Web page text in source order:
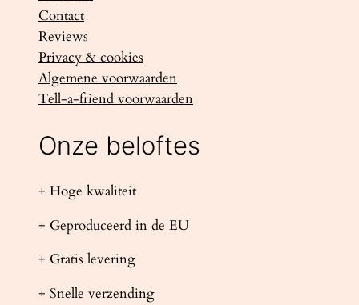
Contact
Reviews
Privacy & cookies
Algemene voorwaarden
Tell-a-friend voorwaarden
Onze beloftes
+ Hoge kwaliteit
+ Geproduceerd in de EU
+ Gratis levering
+ Snelle verzending